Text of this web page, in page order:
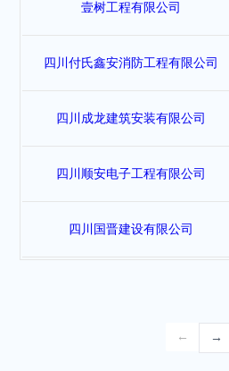
壹树工程有限公司
四川付氏鑫安消防工程有限公司
四川成龙建筑安装有限公司
四川顺安电子工程有限公司
四川国晋建设有限公司
← →